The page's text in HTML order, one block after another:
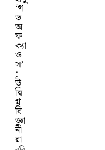
‘গ
ড
অ
ফ
ক্যা
ও
স’
:
উ
দ্বি
গ্ন
বি
জ্ঞা
নী
রা